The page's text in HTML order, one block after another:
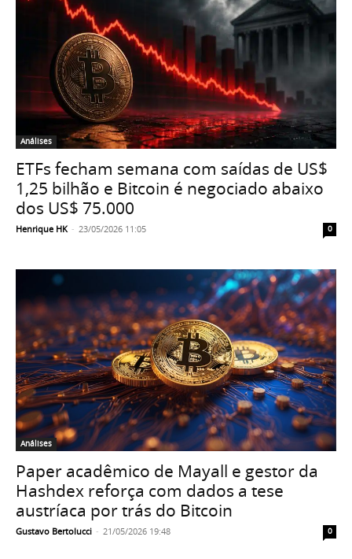
Análises
ETFs fecham semana com saídas de US$
1,25 bilhão e Bitcoin é negociado abaixo
dos US$ 75.000
Henrique HK - 23/05/2026 11:05 0
Análises
Paper acadêmico de Mayall e gestor da
Hashdex reforça com dados a tese
austríaca por trás do Bitcoin
Gustavo Bertolucci - 21/05/2026 19:48 0